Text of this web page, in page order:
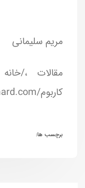
مریم سلیمانی
مقالات ،/
کاربوم/Rastmard.com
برچسب ها: